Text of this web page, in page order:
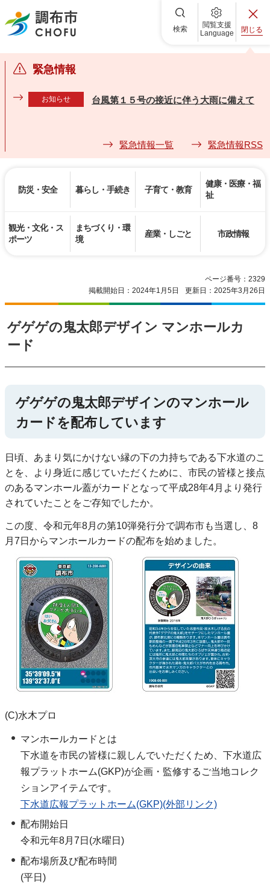
調布市 検索
閲覧支援
Language
閉じる
緊急情報
お知らせ 台風第１５号の接近に伴う大雨に備えて
緊急情報一覧 緊急情報RSS
防災・安全 暮らし・手続き 子育て・教育
健康・医療・福
祉
観光・文化・ス
ポーツ
まちづくり・環
境
産業・しごと 市政情報
ページ番号：2329
掲載開始日：2024年1月5日
更新日：2025年3月26日
ゲゲゲの鬼太郎デザイン マンホールカ
ード
ゲゲゲの鬼太郎デザインのマンホール
カードを配布しています
日頃、あまり気にかけない縁の下の力持ちである下水道のこ
とを、より身近に感じていただくために、市民の皆様と接点
のあるマンホール蓋がカードとなって平成28年4月より発行
されていたことをご存知でしたか。
この度、令和元年8月の第10弾発行分で調布市も当選し、8
月7日からマンホールカードの配布を始めました。
(C)水木プロ
マンホールカードとは
下水道を市民の皆様に親しんでいただくため、下水道広
報プラットホーム(GKP)が企画・監修するご当地コレク
ションアイテムです。
下水道広報プラットホーム(GKP)(外部リンク)
配布開始日
令和元年8月7日(水曜日)
配布場所及び配布時間
(平日)